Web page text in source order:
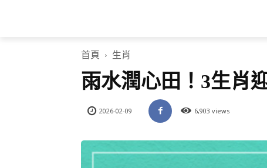
首頁 生肖
雨水潤心田！3生肖
2026-02-09 6,903 views